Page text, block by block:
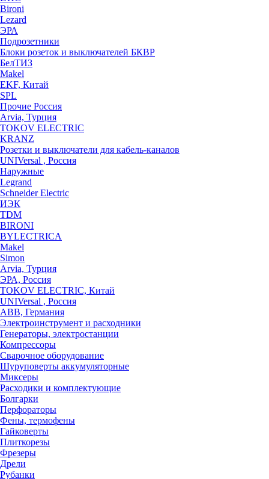
Bironi
Lezard
ЭРА
Подрозетники
Блоки розеток и выключателей БКВР
БелТИЗ
Makel
EKF, Китай
SPL
Прочие Россия
Arvia, Турция
TOKOV ELECTRIC
KRANZ
Розетки и выключатели для кабель-каналов
UNIVersal , Россия
Наружные
Legrand
Schneider Electric
ИЭК
TDM
BIRONI
BYLECTRICA
Makel
Simon
Arvia, Турция
ЭРА, Россия
TOKOV ELECTRIC, Китай
UNIVersal , Россия
ABB, Германия
Электроинструмент и расходники
Генераторы, электростанции
Компрессоры
Сварочное оборудование
Шуруповерты аккумуляторные
Миксеры
Расходики и комплектующие
Болгарки
Перфораторы
Фены, термофены
Гайковерты
Плиткорезы
Фрезеры
Дрели
Рубанки